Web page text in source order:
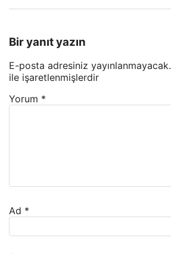
Bir yanıt yazın
E-posta adresiniz yayınlanmayacak.
ile işaretlenmişlerdir
Yorum *
Ad *